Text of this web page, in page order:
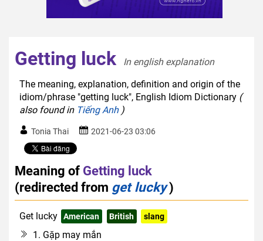
Getting luck
In english explanation
The meaning, explanation, definition and origin of the
idiom/phrase "getting luck", English Idiom Dictionary (
also found in Tiếng Anh)
Tonia Thai 2021-06-23 03:06
Meaning of Getting luck
(redirected from get lucky)
Get lucky American British slang
1. Gặp may mắn